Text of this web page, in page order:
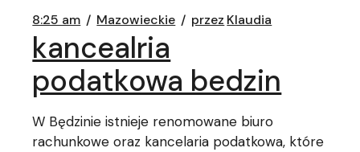
8:25 am Mazowieckie przez Klaudia
kancealria
podatkowa bedzin
W Będzinie istnieje renomowane biuro
rachunkowe oraz kancelaria podatkowa, które